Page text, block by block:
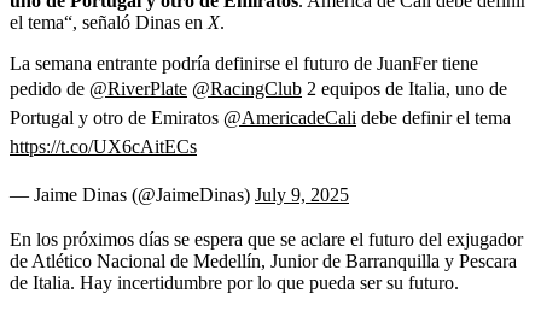
el tema“, señaló Dinas en X.
La semana entrante podría definirse el futuro de JuanFer tiene
pedido de @RiverPlate @RacingClub 2 equipos de Italia, uno de
Portugal y otro de Emiratos @AmericadeCali debe definir el tema
https://t.co/UX6cAitECs
— Jaime Dinas (@JaimeDinas) July 9, 2025
En los próximos días se espera que se aclare el futuro del exjugador
de Atlético Nacional de Medellín, Junior de Barranquilla y Pescara
de Italia. Hay incertidumbre por lo que pueda ser su futuro.